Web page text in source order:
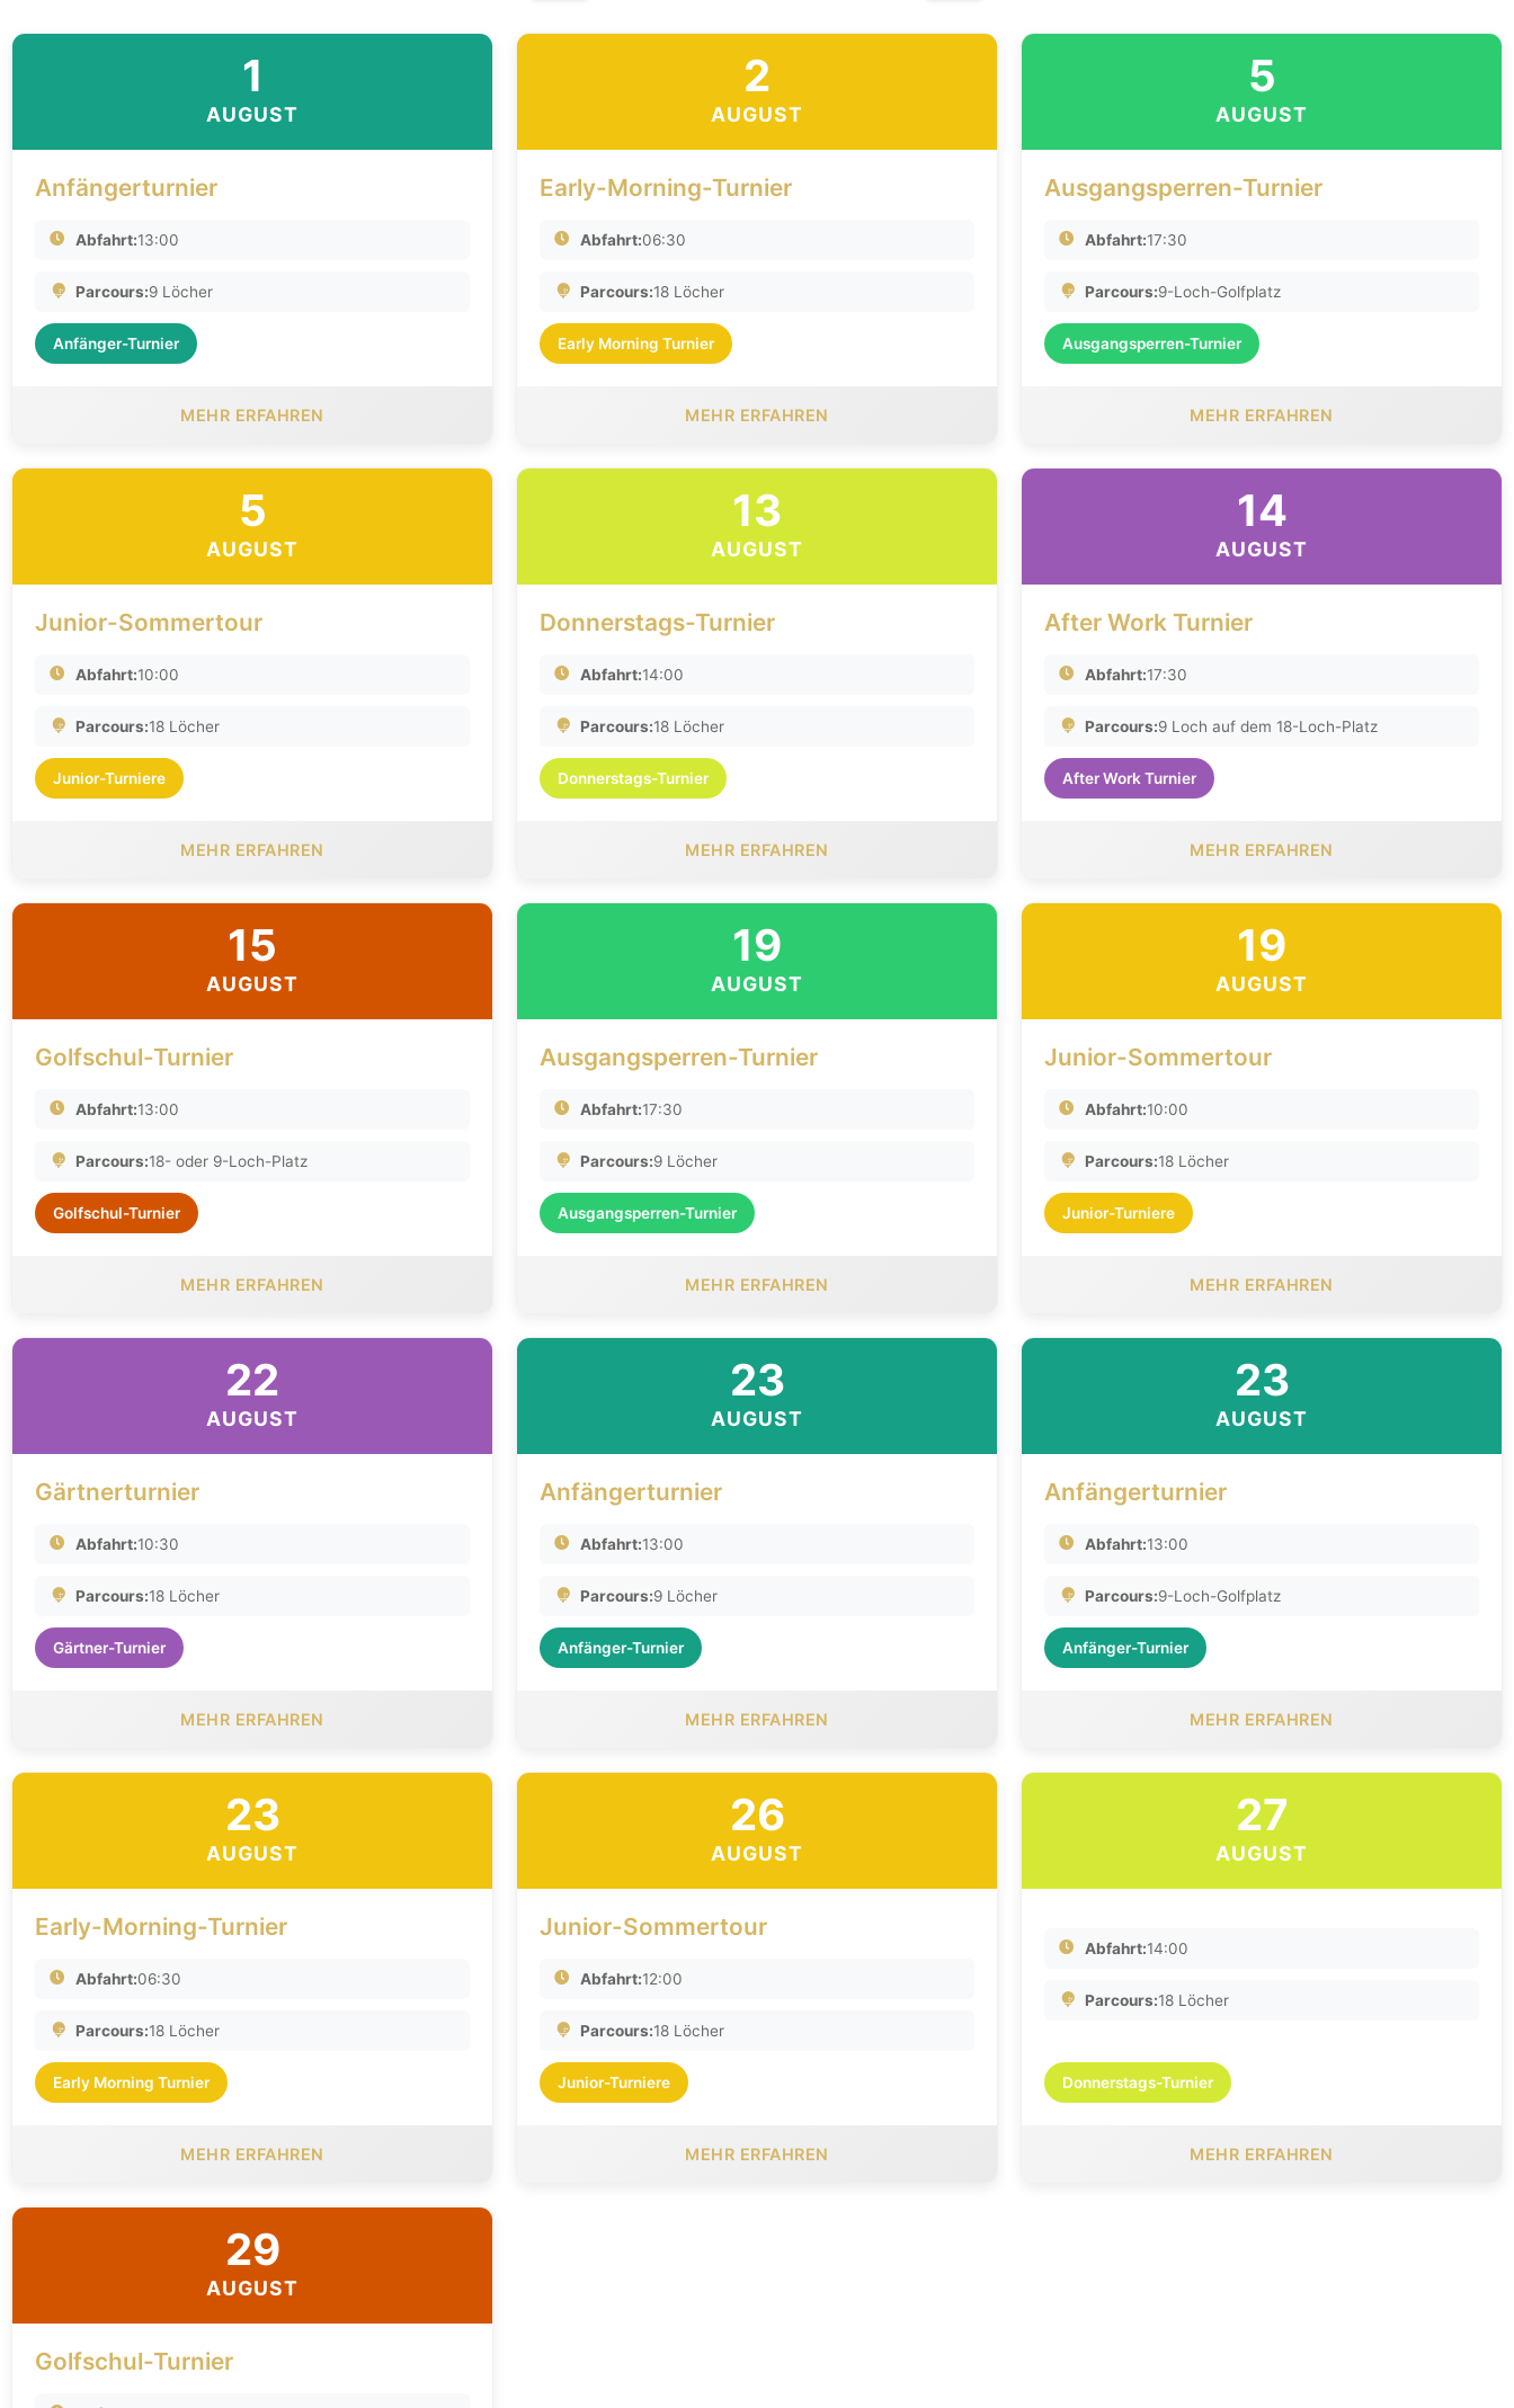
1
AUGUST
Anfängerturnier
Abfahrt:13:00
Parcours:9 Löcher
Anfänger-Turnier
MEHR ERFAHREN
2
AUGUST
Early-Morning-Turnier
Abfahrt:06:30
Parcours:18 Löcher
Early Morning Turnier
MEHR ERFAHREN
5
AUGUST
Ausgangsperren-Turnier
Abfahrt:17:30
Parcours:9-Loch-Golfplatz
Ausgangsperren-Turnier
MEHR ERFAHREN
5
AUGUST
Junior-Sommertour
Abfahrt:10:00
Parcours:18 Löcher
Junior-Turniere
MEHR ERFAHREN
13
AUGUST
Donnerstags-Turnier
Abfahrt:14:00
Parcours:18 Löcher
Donnerstags-Turnier
MEHR ERFAHREN
14
AUGUST
After Work Turnier
Abfahrt:17:30
Parcours:9 Loch auf dem 18-Loch-Platz
After Work Turnier
MEHR ERFAHREN
15
AUGUST
Golfschul-Turnier
Abfahrt:13:00
Parcours:18- oder 9-Loch-Platz
Golfschul-Turnier
MEHR ERFAHREN
19
AUGUST
Ausgangsperren-Turnier
Abfahrt:17:30
Parcours:9 Löcher
Ausgangsperren-Turnier
MEHR ERFAHREN
19
AUGUST
Junior-Sommertour
Abfahrt:10:00
Parcours:18 Löcher
Junior-Turniere
MEHR ERFAHREN
22
AUGUST
Gärtnerturnier
Abfahrt:10:30
Parcours:18 Löcher
Gärtner-Turnier
MEHR ERFAHREN
23
AUGUST
Anfängerturnier
Abfahrt:13:00
Parcours:9 Löcher
Anfänger-Turnier
MEHR ERFAHREN
23
AUGUST
Anfängerturnier
Abfahrt:13:00
Parcours:9-Loch-Golfplatz
Anfänger-Turnier
MEHR ERFAHREN
23
AUGUST
Early-Morning-Turnier
Abfahrt:06:30
Parcours:18 Löcher
Early Morning Turnier
MEHR ERFAHREN
26
AUGUST
Junior-Sommertour
Abfahrt:12:00
Parcours:18 Löcher
Junior-Turniere
MEHR ERFAHREN
27
AUGUST
Abfahrt:14:00
Parcours:18 Löcher
Donnerstags-Turnier
MEHR ERFAHREN
29
AUGUST
Golfschul-Turnier